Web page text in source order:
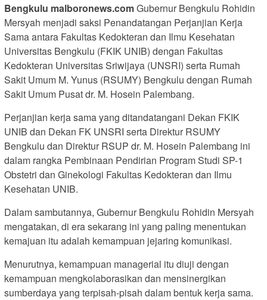
Bengkulu malboronews.comGubernur Bengkulu Rohidin
Mersyah menjadi saksi Penandatangan Perjanjian Kerja
Sama antara Fakultas Kedokteran dan Ilmu Kesehatan
Universitas Bengkulu (FKIK UNIB) dengan Fakultas
Kedokteran Universitas Sriwijaya (UNSRI) serta Rumah
Sakit Umum M. Yunus (RSUMY) Bengkulu dengan Rumah
Sakit Umum Pusat dr. M. Hosein Palembang.
Perjanjian kerja sama yang ditandatangani Dekan FKIK
UNIB dan Dekan FK UNSRI serta Direktur RSUMY
Bengkulu dan Direktur RSUP dr. M. Hosein Palembang ini
dalam rangka Pembinaan Pendirian Program Studi SP-1
Obstetri dan Ginekologi Fakultas Kedokteran dan Ilmu
Kesehatan UNIB.
Dalam sambutannya, Gubernur Bengkulu Rohidin Mersyah
mengatakan, di era sekarang ini yang paling menentukan
kemajuan itu adalah kemampuan jejaring komunikasi.
Menurutnya, kemampuan managerial itu diuji dengan
kemampuan mengkolaborasikan dan mensinergikan
sumberdaya yang terpisah-pisah dalam bentuk kerja sama.